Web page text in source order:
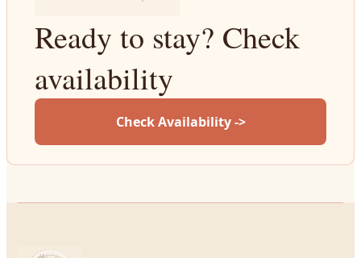
Ready to stay? Check
availability
Check Availability ->